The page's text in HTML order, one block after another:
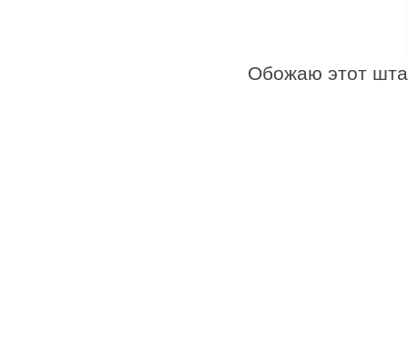
Обожаю этот